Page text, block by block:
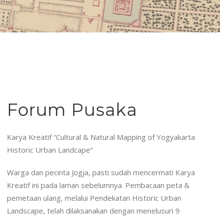
Forum Pusaka
Karya Kreatif “Cultural & Natural Mapping of Yogyakarta
Historic Urban Landcape”
Warga dan pecinta Jogja, pasti sudah mencermati Karya
Kreatif ini pada laman sebelumnya. Pembacaan peta &
pemetaan ulang, melalui Pendekatan Historic Urban
Landscape, telah dilaksanakan dengan menelusuri 9